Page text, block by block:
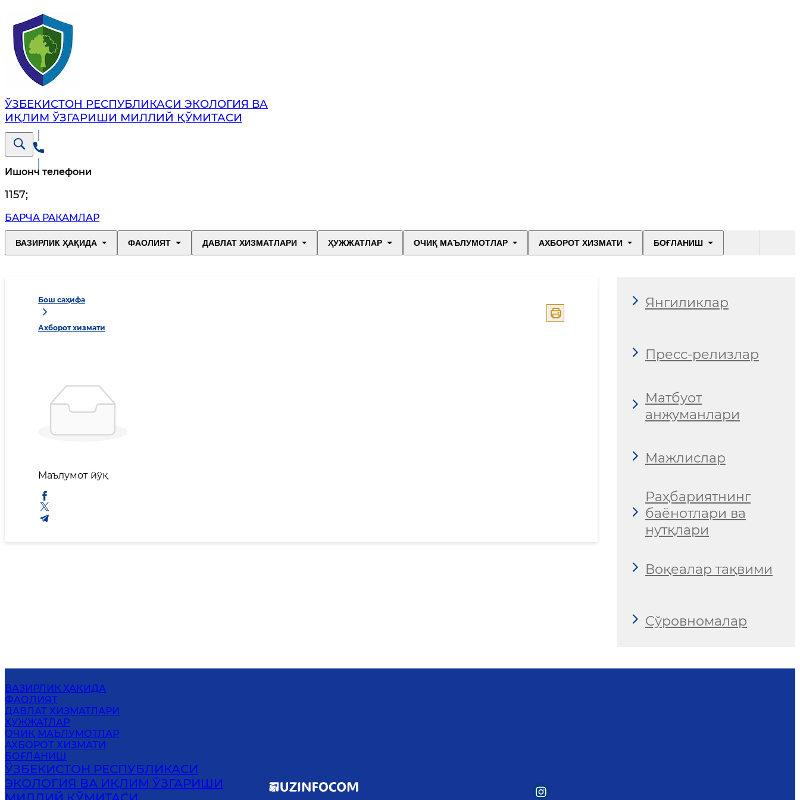
ЎЗБЕКИСТОН РЕСПУБЛИКАСИ ЭКОЛОГИЯ ВА
ИҚЛИМ ЎЗГАРИШИ МИЛЛИЙ ҚЎМИТАСИ
Ишонч телефони
1157;
БАРЧА РАҚАМЛАР
ВАЗИРЛИК ҲАҚИДА ФАОЛИЯТ ДАВЛАТ ХИЗМАТЛАРИ ҲУЖЖАТЛАР ОЧИҚ МАЪЛУМОТЛАР АХБОРОТ ХИЗМАТИ БОҒЛАНИШ
Бош саҳифа
Ахборот хизмати
Маълумот йўқ
Янгиликлар
Пресс-релизлар
Матбуот
анжуманлари
Мажлислар
Раҳбариятнинг
баёнотлари ва
нутқлари
Воқеалар тақвими
Сўровномалар
ВАЗИРЛИК ҲАҚИДА
ФАОЛИЯТ
ДАВЛАТ ХИЗМАТЛАРИ
ҲУЖЖАТЛАР
ОЧИҚ МАЪЛУМОТЛАР
АХБОРОТ ХИЗМАТИ
БОҒЛАНИШ
ЎЗБЕКИСТОН РЕСПУБЛИКАСИ
ЭКОЛОГИЯ ВА ИҚЛИМ ЎЗГАРИШИ